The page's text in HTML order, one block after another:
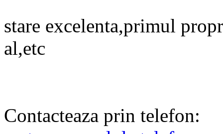
stare excelenta,primul
al,etc
Contacteaza prin telefon: